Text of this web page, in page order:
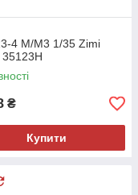
4 M/M3 1/35 Zimi
₴
Купити